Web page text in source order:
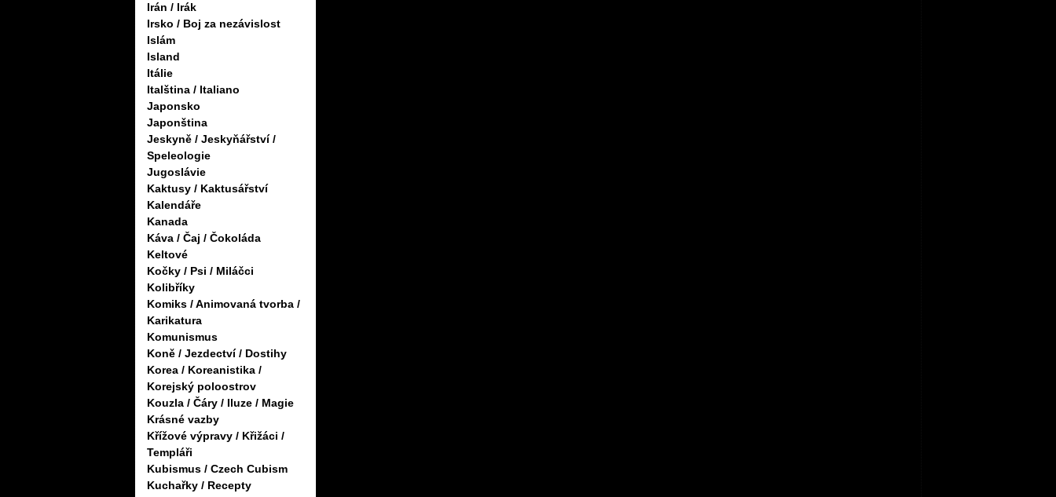
Irán / Irák
Irsko / Boj za nezávislost
Islám
Island
Itálie
Italština / Italiano
Japonsko
Japonština
Jeskyně / Jeskyňářství /
Speleologie
Jugoslávie
Kaktusy / Kaktusářství
Kalendáře
Kanada
Káva / Čaj / Čokoláda
Keltové
Kočky / Psi / Miláčci
Kolibříky
Komiks / Animovaná tvorba /
Karikatura
Komunismus
Koně / Jezdectví / Dostihy
Korea / Koreanistika /
Korejský poloostrov
Kouzla / Čáry / Iluze / Magie
Krásné vazby
Křížové výpravy / Křižáci /
Templáři
Kubismus / Czech Cubism
Kuchařky / Recepty